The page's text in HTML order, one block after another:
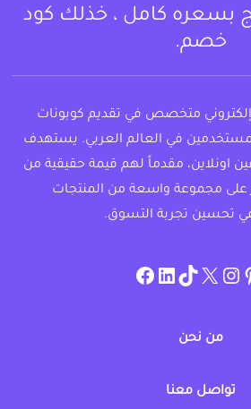
بسعره كامل ، خذلك كود
خصم.
متخصص في تقديم كوبونات
في العالم العربي. يستهدف
مقدماً لهم قيمة حقيقية من
على مجموعة واسعة من المنتجات
تحسين تجربة التسوق.
allcouponat
twitter
TikTok
linkedin
facebook
من نحن
تواصل معنا